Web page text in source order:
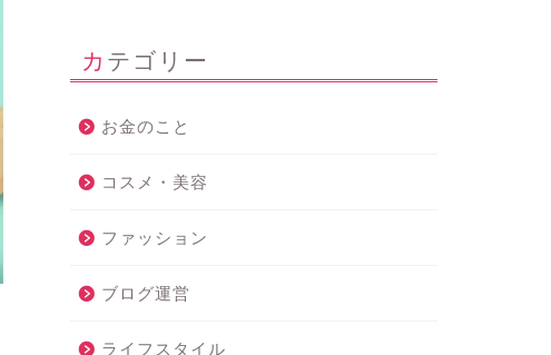
カテゴリー
お金のこと
コスメ・美容
ファッション
ブログ運営
ライフスタイル